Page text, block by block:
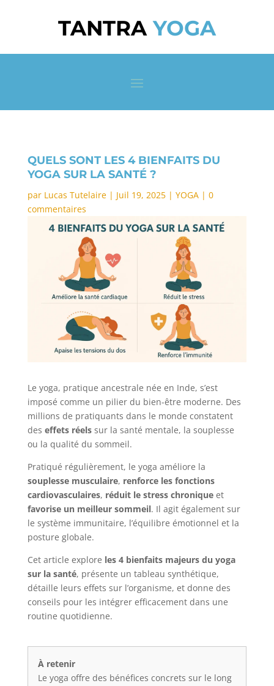
TANTRAYOGA
QUELS SONT LES 4 BIENFAITS DU
YOGA SUR LA SANTÉ ?
par Lucas Tutelaire| Juil 19, 2025| YOGA| 0
commentaires
Le yoga, pratique ancestrale née en Inde, s’est
imposé comme un pilier du bien-être moderne. Des
millions de pratiquants dans le monde constatent
des effets réelssur la santé mentale, la souplesse
ou la qualité du sommeil.
Pratiqué régulièrement, le yoga améliore la
souplesse musculaire, renforce les fonctions
cardiovasculaires, réduit le stress chroniqueet
favorise un meilleur sommeil. Il agit également sur
le système immunitaire, l’équilibre émotionnel et la
posture globale.
Cet article explore les 4 bienfaits majeurs du yoga
sur la santé, présente un tableau synthétique,
détaille leurs effets sur l’organisme, et donne des
conseils pour les intégrer efficacement dans une
routine quotidienne.
À retenir
Le yoga offre des bénéfices concrets sur le long